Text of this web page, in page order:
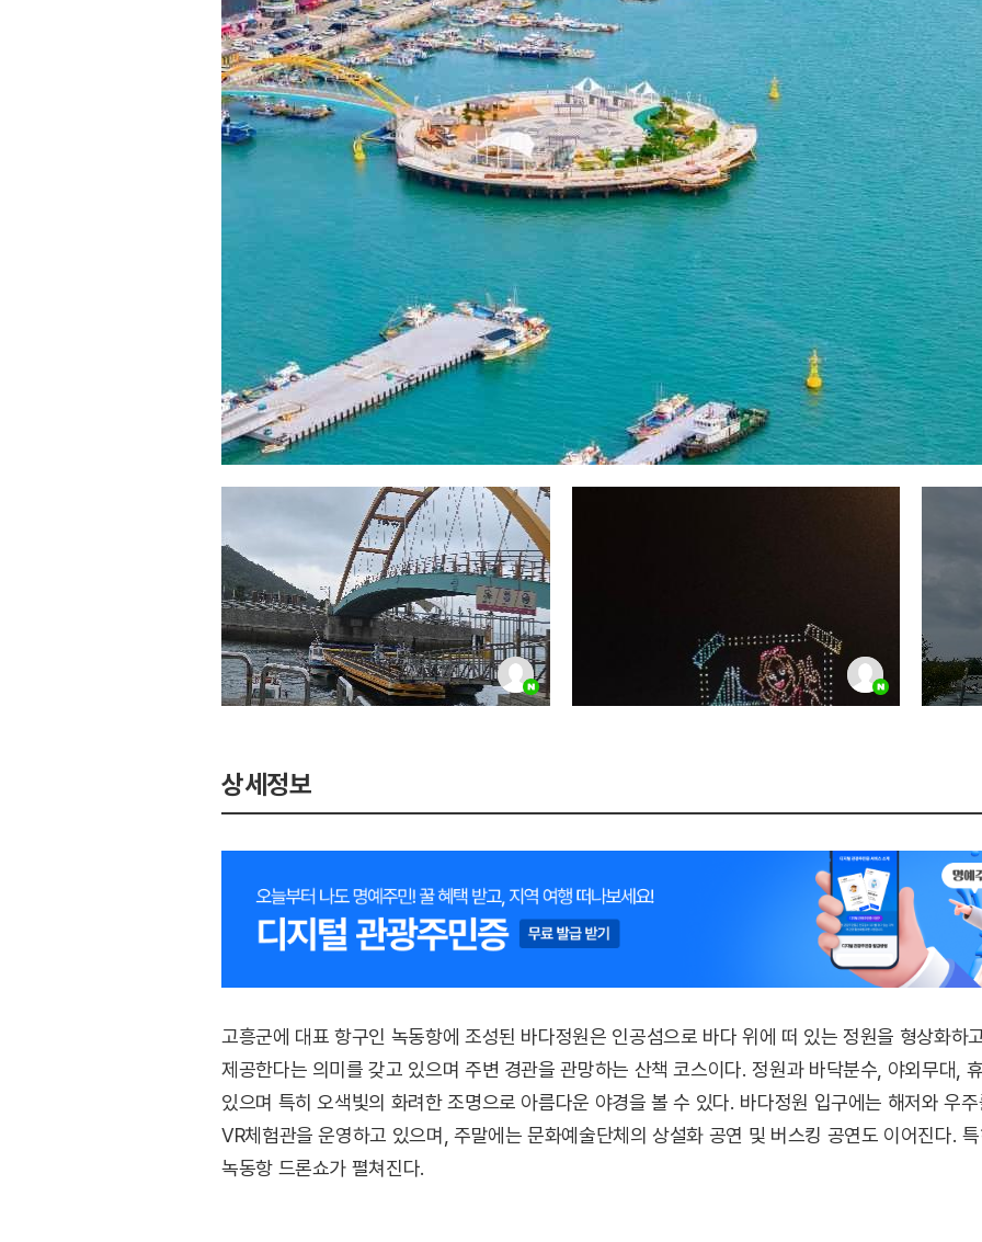
상세정보
고흥군에 대표 항구인 녹동항에 조성된 바다정원은 인공섬으로 바다 위에 떠 있는 정원을 형상화하
제공한다는 의미를 갖고 있으며 주변 경관을 관망하는 산책 코스이다. 정원과 바닥분수, 야외무대,
있으며 특히 오색빛의 화려한 조명으로 아름다운 야경을 볼 수 있다. 바다정원 입구에는 해저와 우
VR체험관을 운영하고 있으며, 주말에는 문화예술단체의 상설화 공연 및 버스킹 공연도 이어진다.
녹동항 드론쇼가 펼쳐진다.